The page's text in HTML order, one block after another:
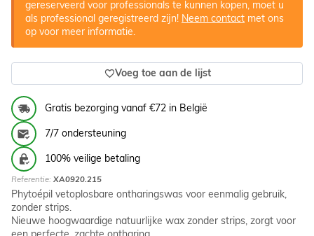
gereserveerd voor professionals te kunnen kopen, moet u
als professional geregistreerd zijn! Neem contact met ons
op voor meer informatie.
Voeg toe aan de lijst
Gratis bezorging vanaf €72 in België
7/7 ondersteuning
100% veilige betaling
Referentie: XA0920.215
Phytoépil vetoplosbare ontharingswas voor eenmalig gebruik,
zonder strips.
Nieuwe hoogwaardige natuurlijke wax zonder strips, zorgt voor